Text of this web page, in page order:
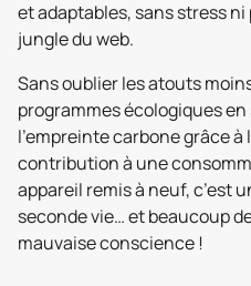
et adaptables, sans stress
jungle du web.
Sans oublier les atouts
programmes écologiques
l’empreinte carbone grâce
contribution à une
appareil remis à neuf, c’est
seconde vie… et beaucoup
mauvaise conscience !